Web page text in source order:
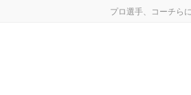
プロ選手、コーチら